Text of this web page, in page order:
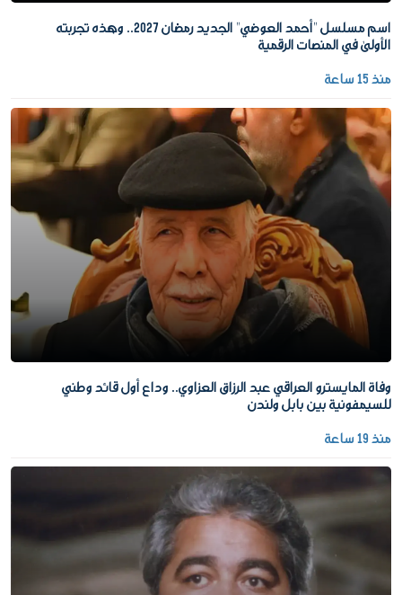
اسم مسلسل "أحمد العوضي" الجديد رمضان 2027.. وهذه تجربته
الأولى في المنصات الرقمية
منذ 15 ساعة
وفاة المايسترو العراقي عبد الرزاق العزاوي.. وداع أول قائد وطني
للسيمفونية بين بابل ولندن
منذ 19 ساعة